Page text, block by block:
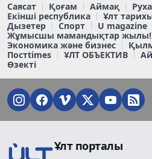
Саясат Қоғам Аймақ
Екінші республика
Ұлт
Дызетер
Спорт U magazine
Жұмысшы мамандықтар жылы!
Экономика және бизнес
Постtimes
ҰЛТ ОБЪЕКТИВ
Өзекті
Ұлт порталы